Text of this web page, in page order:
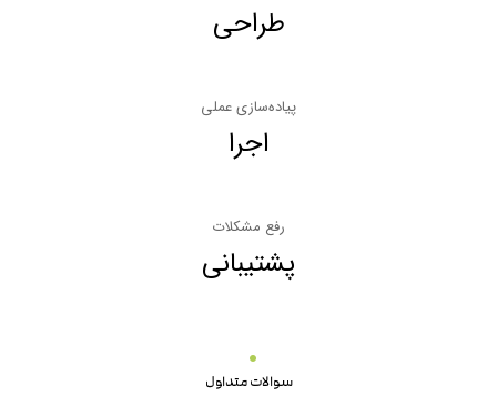
طراحی
پیاده‌سازی عملی
اجرا
رفع مشکلات
پشتیبانی
سوالات متداول